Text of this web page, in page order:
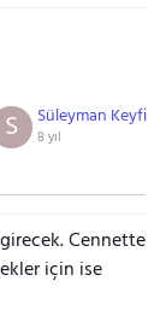
Süleyman Keyfi
8 yıl
S
Cennette
için ise